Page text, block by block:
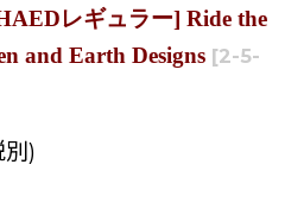
レギュラー] Ride the
and Earth Designs [2-5-
別)